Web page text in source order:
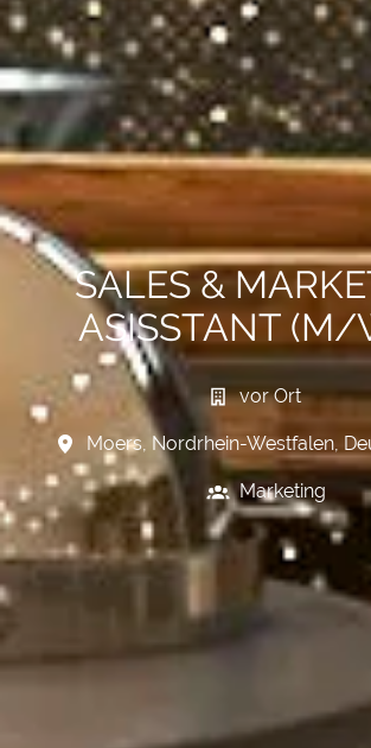
SALES &
ASISSTANT
vor Ort
Moers, Nordrhein-Westfalen,
Marketing